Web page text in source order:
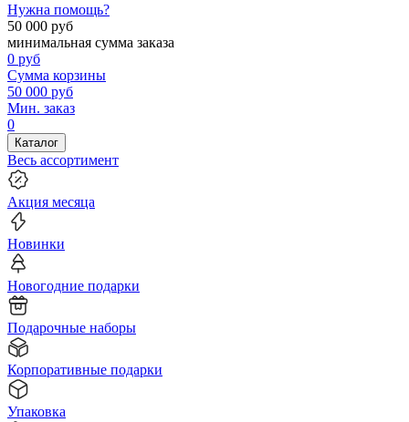
Нужна помощь?
50 000 руб
минимальная сумма заказа
0 руб
Сумма корзины
50 000 руб
Мин. заказ
0
Каталог
Весь ассортимент
Акция месяца
Новинки
Новогодние подарки
Подарочные наборы
Корпоративные подарки
Упаковка